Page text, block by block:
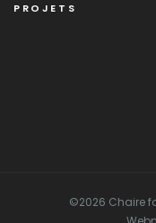
PROJETS
©2026 Chaire